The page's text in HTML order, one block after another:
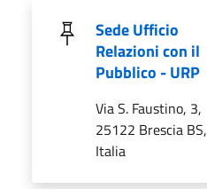
Sede Ufficio
Relazioni con il
Pubblico - URP
Via S. Faustino, 3,
25122 Brescia BS,
Italia